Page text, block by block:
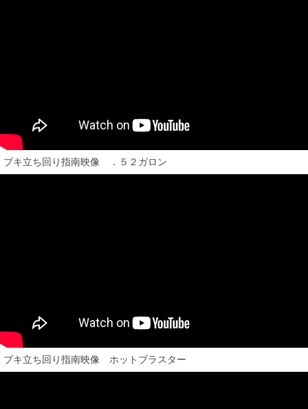
ブキ立ち回り指南映像 ．５２ガロン
ブキ立ち回り指南映像 ホットブラスター